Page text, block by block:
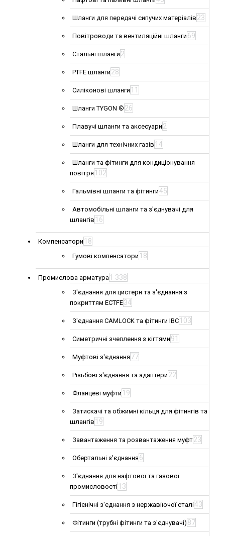
Шланги для передачі сипучих матеріалів 23
Повітроводи та вентиляційні шланги 69
Стальні шланги 2
PTFE шланги 28
Силіконові шланги 11
Шланги TYGON ® 26
Плавучі шланги та аксесуари 2
Шланги для технічних газів 14
Шланги та фітинги для кондиціонування
повітря 102
Гальмівні шланги та фітинги45
Автомобільні шланги та з'єднувачі для
шлангів 16
Компенсатори 18
Гумові компенсатори 18
Промислова арматура 1 338
З'єднання для цистерн та з'єднання з
покриттям ECTFE34
З'єднання CAMLOCK та фітинги IBC 103
Симетричні зчеплення з кігтями 91
Муфтові з'єднання 77
Різьбові з'єднання та адаптери 22
Фланцеві муфти 19
Затискачі та обжимні кільця для фітингів та
шлангів 19
Завантаження та розвантаження муфт23
Обертальні з'єднання 6
З'єднання для нафтової та газової
промисловості 13
Гігієнічні з'єднання з нержавіючої сталі43
Фітинги (трубні фітинги та з'єднувачі) 87